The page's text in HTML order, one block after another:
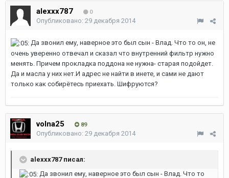
alexxx787 0
Опубликовано: 29 декабря 2014
Да звонил ему, наверное это был сын - Влад. Что то он, не
очень уверенно отвечал и сказал что внутренний фильтр нужно
менять. Причем прокладка поддона не нужна- старая подойдет.
Да и масла у них нет.И адрес не найти в инете, и сами не дают
только как собирётесь приехать. Шифруются?
volna25 89
Опубликовано: 29 декабря 2014
alexxx787 писал:
Да звонил ему, наверное это был сын - Влад. Что то